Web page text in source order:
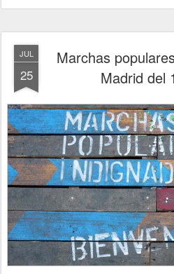
JUL
25
Marchas
Madrid del